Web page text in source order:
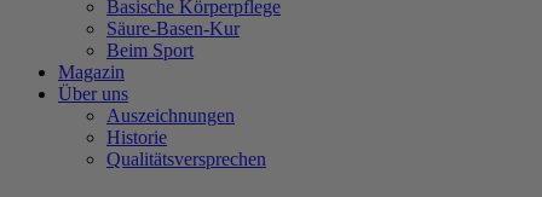
Basische Körperpflege
Säure-Basen-Kur
Beim Sport
Magazin
Über uns
Auszeichnungen
Historie
Qualitätsversprechen